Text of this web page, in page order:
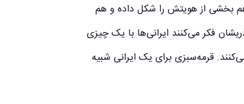
بخشی از هویتش را شکل داده و هم
فکر می‌کنند ایرانی‌ها با یک چیزی
قرمه‌سبزی‌ برای یک ایرانی شبیه